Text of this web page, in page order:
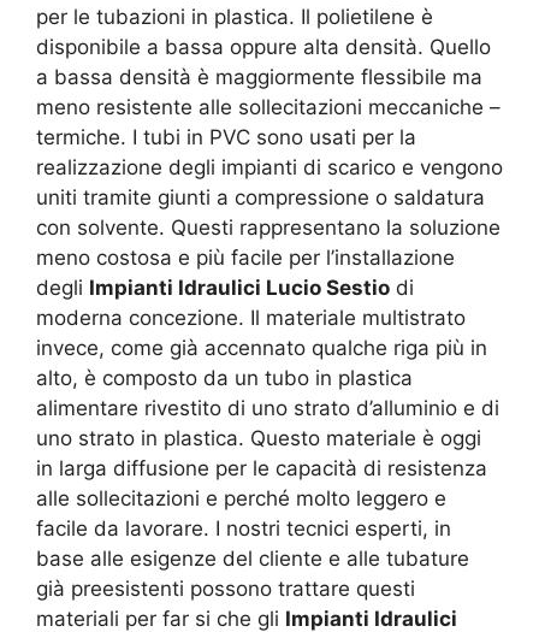
per le tubazioni in plastica. Il polietilene è
disponibile a bassa oppure alta densità. Quello
a bassa densità è maggiormente flessibile ma
meno resistente alle sollecitazioni meccaniche –
termiche. I tubi in PVC sono usati per la
realizzazione degli impianti di scarico e vengono
uniti tramite giunti a compressione o saldatura
con solvente. Questi rappresentano la soluzione
meno costosa e più facile per l’installazione
degli Impianti Idraulici Lucio Sestio di
moderna concezione. Il materiale multistrato
invece, come già accennato qualche riga più in
alto, è composto da un tubo in plastica
alimentare rivestito di uno strato d’alluminio e di
uno strato in plastica. Questo materiale è oggi
in larga diffusione per le capacità di resistenza
alle sollecitazioni e perché molto leggero e
facile da lavorare. I nostri tecnici esperti, in
base alle esigenze del cliente e alle tubature
già preesistenti possono trattare questi
materiali per far si che gli Impianti Idraulici